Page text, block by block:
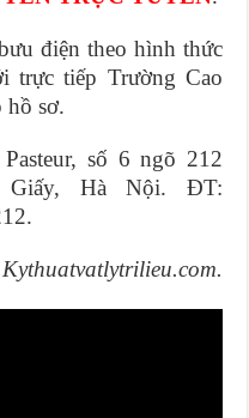
điện theo hình thức
trực tiếp Trường Cao
hồ sơ.
số 6 ngõ 212
Giấy, Hà Nội. ĐT: